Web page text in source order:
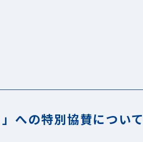
への特別協賛について